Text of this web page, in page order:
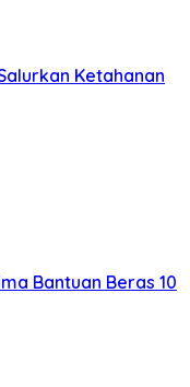
Ketahanan
Bantuan Beras 10